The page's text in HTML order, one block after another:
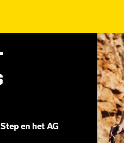
en het AG